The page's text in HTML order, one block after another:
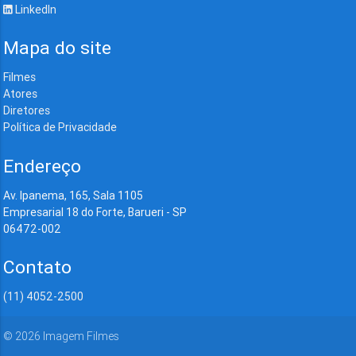
LinkedIn
Mapa do site
Filmes
Atores
Diretores
Política de Privacidade
Endereço
Av. Ipanema, 165, Sala 1105
Empresarial 18 do Forte, Barueri - SP
06472-002
Contato
(11) 4052-2500
© 2026 Imagem Filmes